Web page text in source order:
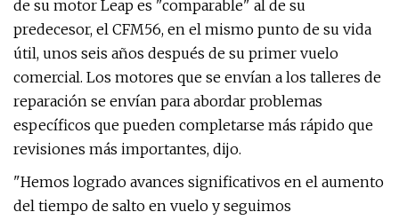
de su motor Leap es "comparable" al de su
predecesor, el CFM56, en el mismo punto de su vida
útil, unos seis años después de su primer vuelo
comercial. Los motores que se envían a los talleres de
reparación se envían para abordar problemas
específicos que pueden completarse más rápido que
revisiones más importantes, dijo.
"Hemos logrado avances significativos en el aumento
del tiempo de salto en vuelo y seguimos